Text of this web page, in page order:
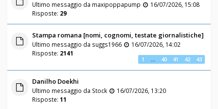
Ultimo messaggio da maxipoppapump
16/07/2026, 15:08
Risposte: 29
Stampa romana [nomi, cognomi, testate giornalistiche]
Ultimo messaggio da suggs1966
16/07/2026, 14:02
Risposte: 2141
1 … 40 41 42 43
Danilho Doekhi
Ultimo messaggio da Stock
16/07/2026, 13:20
Risposte: 11